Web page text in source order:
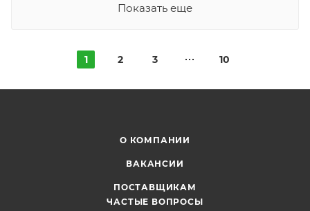
Показать еще
1 2 3 10
О КОМПАНИИ
ВАКАНСИИ
ПОСТАВЩИКАМ
ЧАСТЫЕ ВОПРОСЫ